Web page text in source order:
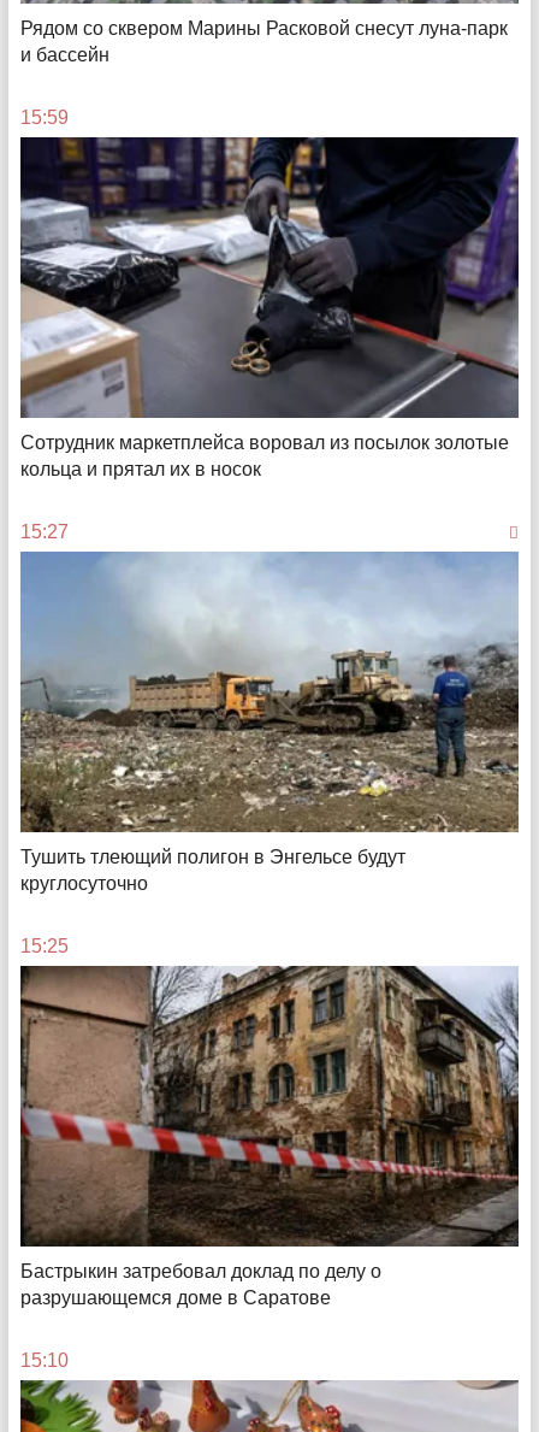
найти сотрудников и новых клиентов
Финансовая шпаргалка для всей семьи
Как копить в 20, 40 и 60 лет
Набитые карманы
Что дадут Саратову 9 тысяч платных парковок и чего
лишатся горожане
17:45
Конкурентная среда
Рост предпринимательства в Поволжье: 22 тысячи
поддержке Сбера
14:40
Рядом со сквером Марины Расковой снесут луна-парк
и бассейн
15:59
Сотрудник маркетплейса воровал из посылок золотые
кольца и прятал их в носок
15:27
Тушить тлеющий полигон в Энгельсе будут
круглосуточно
15:25
Бастрыкин затребовал доклад по делу о
разрушающемся доме в Саратове
15:10